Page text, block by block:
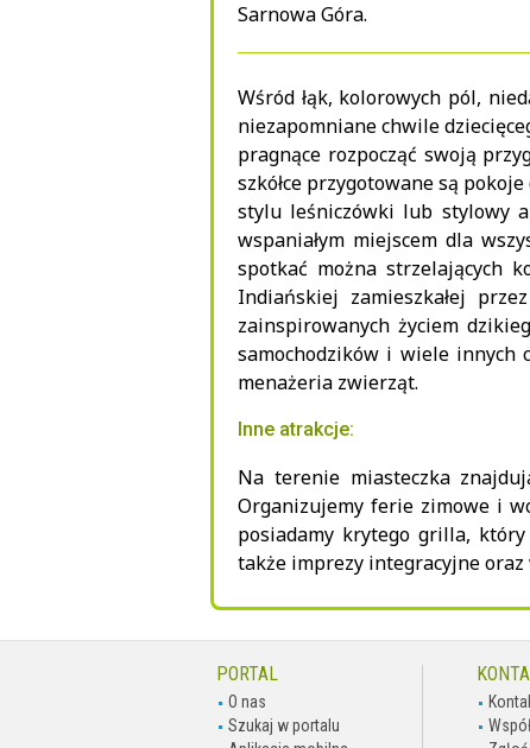
Sarnowa Góra.
Wśród łąk, kolorowych pól,
niezapomniane chwile
pragnące rozpocząć swoją
szkółce przygotowane są
stylu leśniczówki lub stylowy
wspaniałym miejscem dla
spotkać można strzelających
Indiańskiej zamieszkałej
zainspirowanych życiem
samochodzików i wiele innych
menażeria zwierząt.
Inne atrakcje:
Na terenie miasteczka
Organizujemy ferie zimowe i
posiadamy krytego grilla,
także imprezy integracyjne oraz
PORTAL
O nas
Szukaj w portalu